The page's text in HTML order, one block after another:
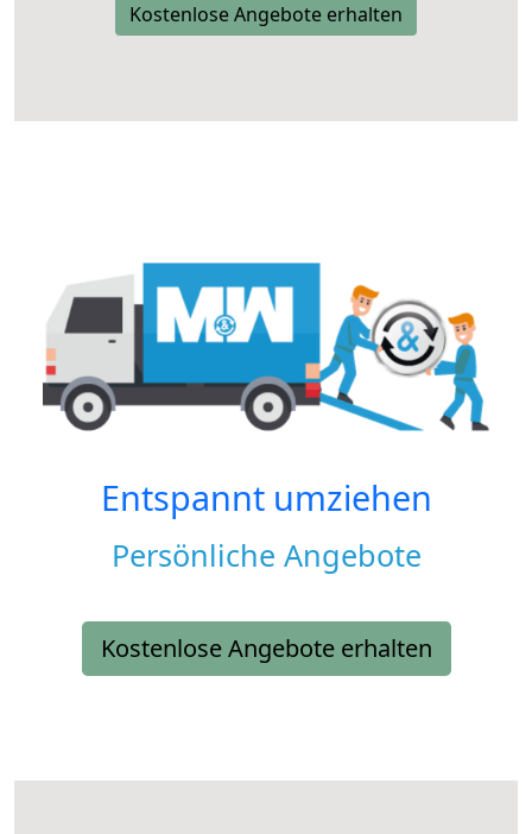
Kostenlose Angebote erhalten
Entspannt umziehen
Persönliche Angebote
Kostenlose Angebote erhalten